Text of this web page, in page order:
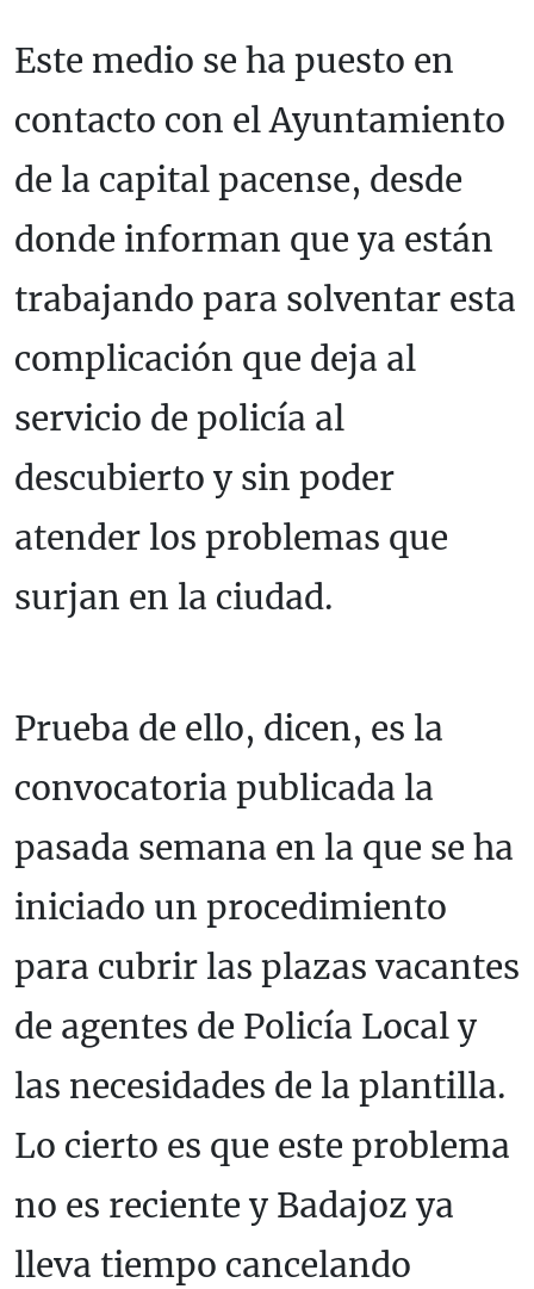
Este medio se ha puesto en
contacto con el Ayuntamiento
de la capital pacense, desde
donde informan que ya están
trabajando para solventar esta
complicación que deja al
servicio de policía al
descubierto y sin poder
atender los problemas que
surjan en la ciudad.
Prueba de ello, dicen, es la
convocatoria publicada la
pasada semana en la que se ha
iniciado un procedimiento
para cubrir las plazas vacantes
de agentes de Policía Local y
las necesidades de la plantilla.
Lo cierto es que este problema
no es reciente y Badajoz ya
lleva tiempo cancelando